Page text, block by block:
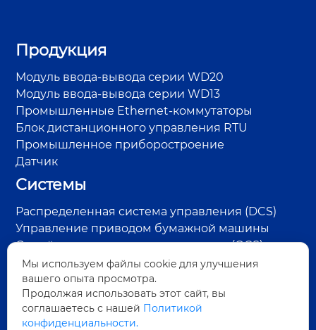
Продукция
Модуль ввода-вывода серии WD20
Модуль ввода-вывода серии WD13
Промышленные Ethernet-коммутаторы
Блок дистанционного управления RTU
Промышленное приборостроение
Датчик
Системы
Распределенная система управления (DCS)
Управление приводом бумажной машины
Онлайн-система контроля качества (QCS)
Система управления RTU на нефтепромысле
Система контроля пара и конденсата
Система обнаружения дефектов поверхности
Система управления энергосбережением
Мы используем файлы cookie для улучшения
вашего опыта просмотра.
Продолжая использовать этот сайт, вы
соглашаетесь с нашей Политикой
конфиденциальности.